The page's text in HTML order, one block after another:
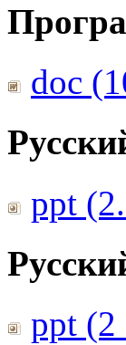
doc
ppt
ppt